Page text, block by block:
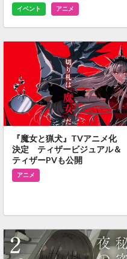
イベント アニメ
『魔女と猟犬』TVアニメ化
決定 ティザービジュアル＆
ティザーPVも公開
アニメ